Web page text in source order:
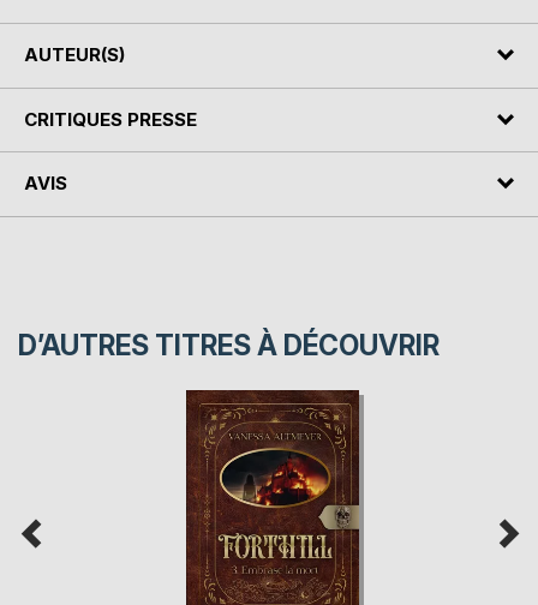
AUTEUR(S)
CRITIQUES PRESSE
AVIS
D’AUTRES TITRES À DÉCOUVRIR